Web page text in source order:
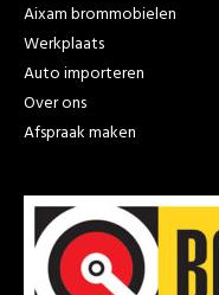
Aixam brommobielen
Werkplaats
Auto importeren
Over ons
Afspraak maken